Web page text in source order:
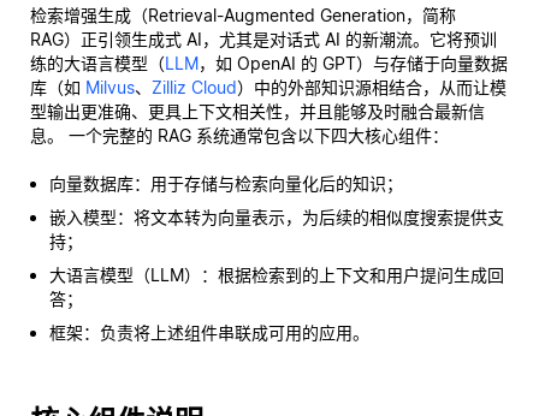
检索增强生成（Retrieval-Augmented Generation，简称
RAG）正引领生成式 AI，尤其是对话式 AI 的新潮流。它将预训
练的大语言模型（LLM，如 OpenAI 的 GPT）与存储于向量数据
库（如 Milvus、 Zilliz Cloud）中的外部知识源相结合，从而让模
型输出更准确、更具上下文相关性，并且能够及时融合最新信
息。 一个完整的 RAG 系统通常包含以下四大核心组件：
向量数据库：用于存储与检索向量化后的知识；
嵌入模型：将文本转为向量表示，为后续的相似度搜索提供支
持；
大语言模型（LLM）：根据检索到的上下文和用户提问生成回
答；
框架：负责将上述组件串联成可用的应用。